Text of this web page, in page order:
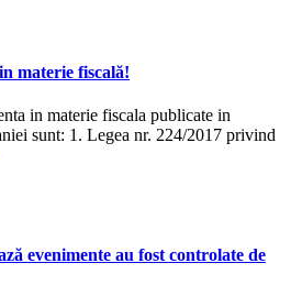
materie fiscală!
in materie fiscala publicate in
sunt: 1. Legea nr. 224/2017 privind
evenimente au fost controlate de